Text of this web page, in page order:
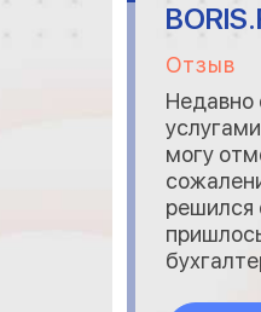
Отзыв
Недавно
могу
решился